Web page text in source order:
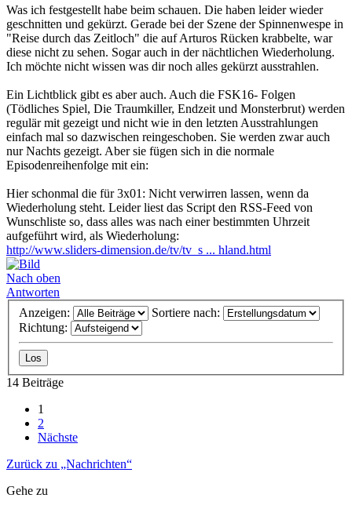
Was ich festgestellt habe beim schauen. Die haben leider wieder
geschnitten und gekürzt. Gerade bei der Szene der Spinnenwespe in
"Reise durch das Zeitloch" die auf Arturos Rücken krabbelte, war
diese nicht zu sehen. Sogar auch in der nächtlichen Wiederholung.
Ich möchte nicht wissen was dir noch alles gekürzt ausstrahlen.
Ein Lichtblick gibt es aber auch. Auch die FSK16- Folgen
(Tödliches Spiel, Die Traumkiller, Endzeit und Monsterbrut) werden
regulär mit gezeigt und nicht wie in den letzten Ausstrahlungen
einfach mal so dazwischen reingeschoben. Sie werden zwar auch
nur Nachts gezeigt. Aber sie fügen sich in die normale
Episodenreihenfolge mit ein:
Hier schonmal die für 3x01: Nicht verwirren lassen, wenn da
Wiederholung steht. Leider liest das Script den RSS-Feed von
Wunschliste so, dass alles was nach einer bestimmten Uhrzeit
aufgeführt wird, als Wiederholung:
http://www.sliders-dimension.de/tv/tv_s ... hland.html
Nach oben
Antworten
Anzeigen:
Sortiere nach:
Richtung:
14 Beiträge
1
2
Nächste
Zurück zu „Nachrichten“
Gehe zu